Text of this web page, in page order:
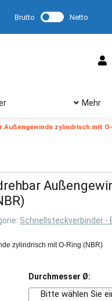
Brutto Netto
Mehr
zylindrisch mit
Schnellsteckverbinder -
zylindrisch mit O-Ring (NBR)
Durchmesser Ø:
Bitte wählen Sie